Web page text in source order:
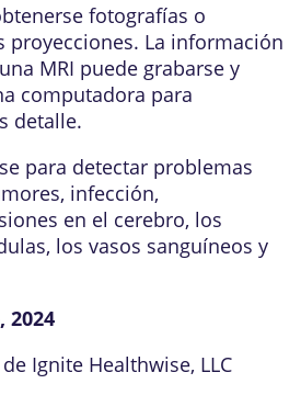
fotografías o
proyecciones. La información
MRI puede grabarse y
computadora para
detalle.
para detectar problemas
infección,
en el cerebro, los
los vasos sanguíneos y
2024
Ignite Healthwise, LLC